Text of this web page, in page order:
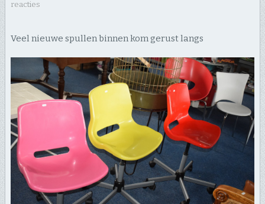
reacties
Veel nieuwe spullen binnen kom gerust langs